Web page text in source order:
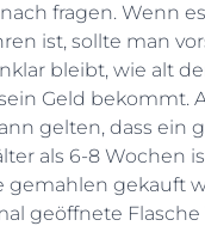
fragen. Wenn
ist, sollte man
bleibt, wie alt
Geld bekommt.
gelten, dass ein
als 6-8 Wochen
gemahlen gekauft
geöffnete Flasche